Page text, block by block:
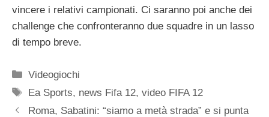
vincere i relativi campionati. Ci saranno poi anche dei
challenge che confronteranno due squadre in un lasso
di tempo breve.
Categorie
Videogiochi
Tag
Ea Sports, news Fifa 12,video FIFA 12
Roma, Sabatini: “siamo a metà strada” e si punta